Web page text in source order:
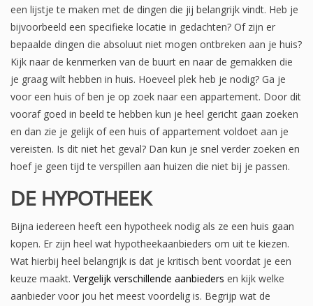
een lijstje te maken met de dingen die jij belangrijk vindt. Heb je
bijvoorbeeld een specifieke locatie in gedachten? Of zijn er
bepaalde dingen die absoluut niet mogen ontbreken aan je huis?
Kijk naar de kenmerken van de buurt en naar de gemakken die
je graag wilt hebben in huis. Hoeveel plek heb je nodig? Ga je
voor een huis of ben je op zoek naar een appartement. Door dit
vooraf goed in beeld te hebben kun je heel gericht gaan zoeken
en dan zie je gelijk of een huis of appartement voldoet aan je
vereisten. Is dit niet het geval? Dan kun je snel verder zoeken en
hoef je geen tijd te verspillen aan huizen die niet bij je passen.
DE HYPOTHEEK
Bijna iedereen heeft een hypotheek nodig als ze een huis gaan
kopen. Er zijn heel wat hypotheekaanbieders om uit te kiezen.
Wat hierbij heel belangrijk is dat je kritisch bent voordat je een
keuze maakt. Vergelijk verschillende aanbieders en kijk welke
aanbieder voor jou het meest voordelig is. Begrijp wat de